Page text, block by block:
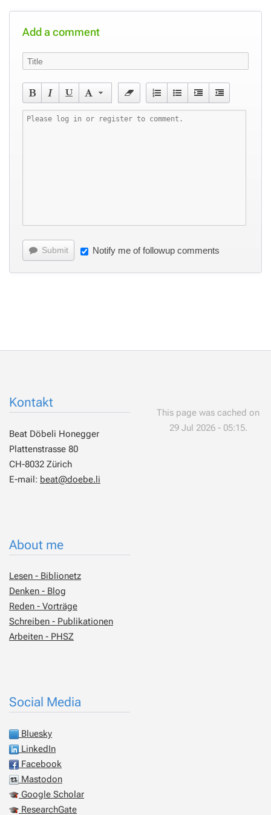
Add a comment
Submit Notify me of followup comments
Kontakt
Beat Döbeli Honegger
Plattenstrasse 80
CH-8032 Zürich
E-mail: beat@doebe.li
About me
Lesen - Biblionetz
Denken - Blog
Reden - Vorträge
Schreiben - Publikationen
Arbeiten - PHSZ
Social Media
Bluesky
LinkedIn
Facebook
Mastodon
Google Scholar
ResearchGate
This page was cached on
29 Jul 2026 - 05:15.